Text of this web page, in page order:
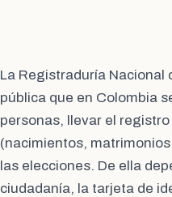
La Registraduría Nacional
pública que en Colombia
personas, llevar el
(nacimientos,
las elecciones. De ella
ciudadanía, la tarjeta de